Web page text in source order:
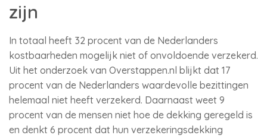
zijn
In totaal heeft 32 procent van de Nederlanders
kostbaarheden mogelijk niet of onvoldoende verzekerd.
Uit het onderzoek van Overstappen.nl blijkt dat 17
procent van de Nederlanders waardevolle bezittingen
helemaal niet heeft verzekerd. Daarnaast weet 9
procent van de mensen niet hoe de dekking geregeld is
en denkt 6 procent dat hun verzekeringsdekking